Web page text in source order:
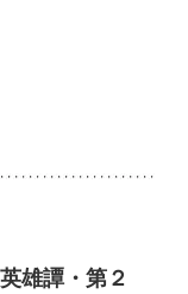
雄譚・第２